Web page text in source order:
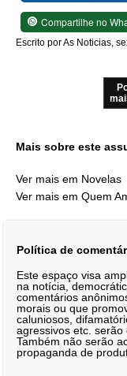
Compartilhe no
Escrito por As Noticias,
Mais sobre este
Ver mais em Novelas
Ver mais em Quem
Política de
Este espaço visa
na notícia,
comentários
morais ou que
caluniosos,
agressivos etc. serão
Também não serão
propaganda de